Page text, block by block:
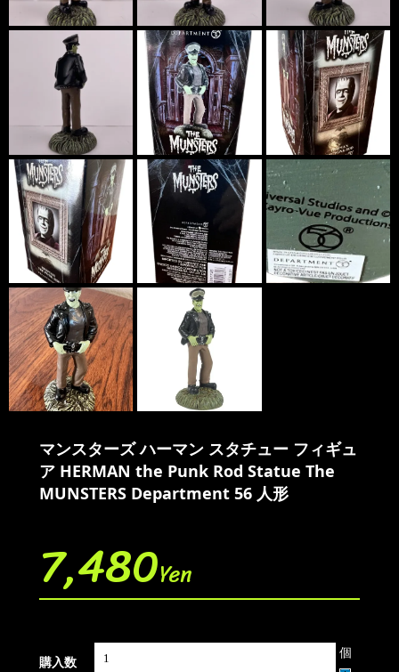
マンスターズ ハーマン スタチュー フィギュ
ア HERMAN the Punk Rod Statue The
MUNSTERS Department 56 人形
7,480Yen
購入数
個